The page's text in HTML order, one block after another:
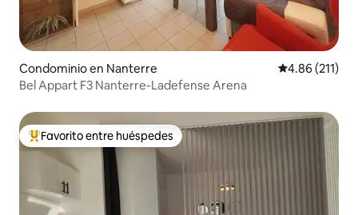
Condominio en Nanterre Calificación
4.86 (211)
Bel Appart F3 Nanterre-Ladefense Arena
De los mejores en Favorito entre huéspedes
Favorito entre huéspedes